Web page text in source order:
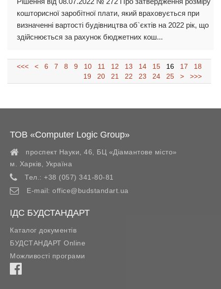
кошторисної заробітної плати, який враховується при
визначенні вартості будівництва об`єктів на 2022 рік, що
здійснюється за рахунок бюджетних кош...
<<< < 6 7 8 9 10 11 12 13 14 15 16 17
18
19
20 21 22 23 24 25 > >>>
ТОВ «Computer Logic Group»
проспект Науки, 46, БЦ «Діамантове місто»
м. Харків
Україна
Тел.: +38 (057) 341-80-81
E-mail: office@budstandart.ua
ІДС БУДСТАНДАРТ
Каталог документів
БУДСТАНДАРТ Online
Можливості програми